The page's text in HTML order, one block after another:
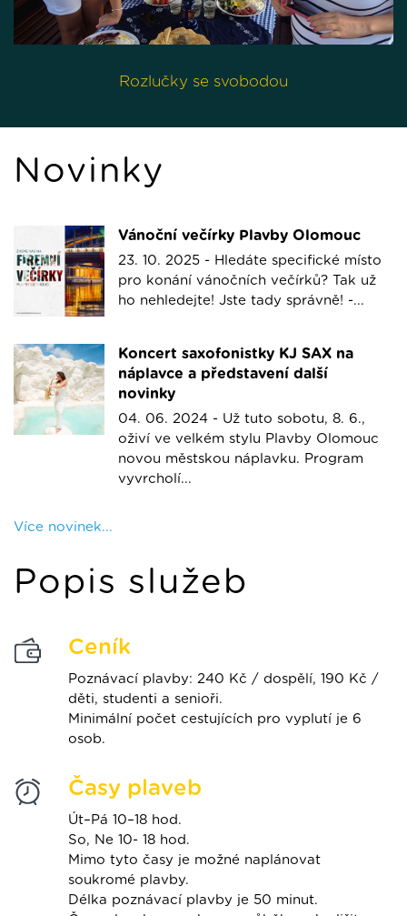
Rozlučky se svobodou
Novinky
Vánoční večírky Plavby Olomouc
23. 10. 2025 - Hledáte specifické místo
pro konání vánočních večírků? Tak už
ho nehledejte! Jste tady správně! -...
Koncert saxofonistky KJ SAX na
náplavce a představení další
novinky
04. 06. 2024 - Už tuto sobotu, 8. 6.,
oživí ve velkém stylu Plavby Olomouc
novou městskou náplavku. Program
vyvrcholí...
Více novinek...
Popis služeb
Ceník
Poznávací plavby: 240 Kč / dospělí, 190 Kč /
děti, studenti a senioři.
Minimální počet cestujících pro vyplutí je 6
osob.
Časy plaveb
Út–Pá 10–18 hod.
So, Ne 10- 18 hod.
Mimo tyto časy je možné naplánovat
soukromé plavby.
Délka poznávací plavby je 50 minut.